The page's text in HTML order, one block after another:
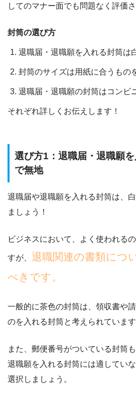
してのマナー面でも問題なく評価さ
封筒の選び方
退職届・退職願を入れる封筒は
封筒のサイズは用紙に合うもの
退職届・退職願の封筒はコンビ
それぞれ詳しくお伝えします！
選び方1：退職届・退職願
で無地
退職届や退職願を入れる封筒は、
ましょう！
ビジネスにおいて、よく使われる
すが、 退職関連の書類につ
べきです。
一般的に茶色の封筒は、領収書や
のを入れる封筒と考えられています
また、 郵便番号がついている封筒
退職願を入れる封筒には適してい
選択しましょう。